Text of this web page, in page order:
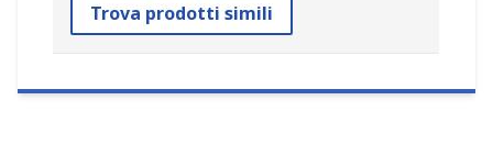
Trova prodotti simili